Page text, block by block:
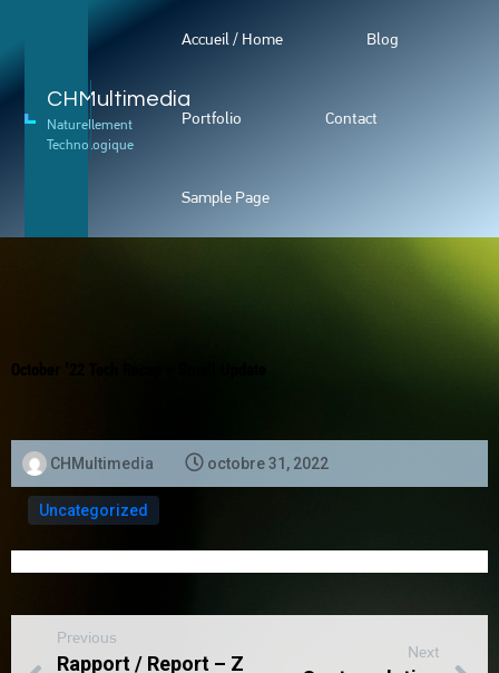
CHMultimedia
Naturellement
Technologique
Accueil / Home Blog
Portfolio Contact
Sample Page
October ’22 Tech Recap + Small Update
CHMultimedia octobre 31, 2022
Uncategorized
Previous
Rapport / Report – Z
Next